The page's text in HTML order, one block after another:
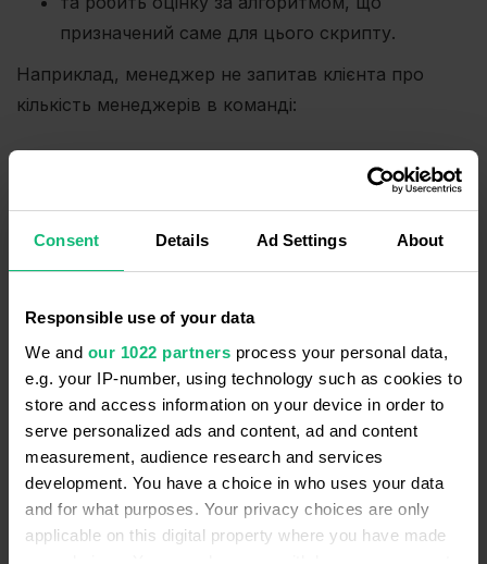
Consent Details Ad Settings About
Responsible use of your data
We and our 1022 partners process your personal data,
e.g. your IP-number, using technology such as cookies to
store and access information on your device in order to
serve personalized ads and content, ad and content
measurement, audience research and services
development. You have a choice in who uses your data
and for what purposes. Your privacy choices are only
applicable on this digital property where you have made
призначений саме для цього скрипту.
Наприклад, менеджер не запитав клієнта про
кількість менеджерів в команді:
якщо йшлося про вдосконалення існуючого
відділу — AI поставить червоний хрестик;
нуля — AI не вважатиме це помилкою, адже
Ідентифікація етапів розмови та
відповідне оцінювання
Скрипт не містить випадкових чи зайвих питань.
Хоча їх десятки, менеджер повинен поставити всі.
Інакше є ризик неправильно зрозуміти
особливості бізнесу замовника та хибно визначити
потреби чи неправильно порахувати вартість